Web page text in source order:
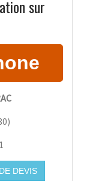
sur
)
DEVIS